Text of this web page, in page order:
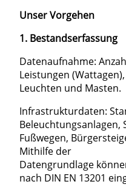
Unser Vorgehen
1. Bestandserfassung
Datenaufnahme:
Leistungen
Leuchten und Masten.
Infrastrukturdaten:
Beleuchtungsanlagen,
Fußwegen,
Mithilfe der
Datengrundlage
nach DIN EN 13201